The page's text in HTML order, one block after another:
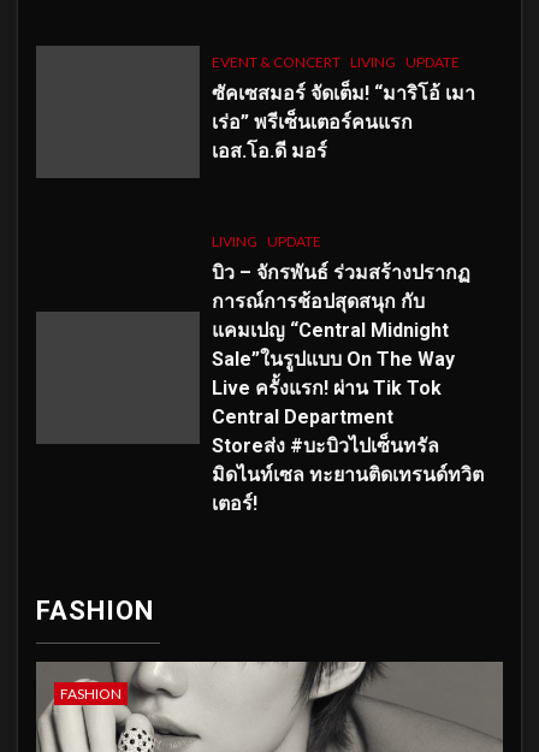
EVENT & CONCERT LIVING UPDATE
ซัคเซสมอร์ จัดเต็ม! “มาริโอ้ เมา
เร่อ” พรีเซ็นเตอร์คนแรก
เอส.โอ.ดี มอร์
LIVING UPDATE
บิว – จักรพันธ์ ร่วมสร้างปรากฏ
การณ์การช้อปสุดสนุก กับ
แคมเปญ “Central Midnight
Sale”ในรูปแบบ On The Way
Live ครั้งแรก! ผ่าน Tik Tok
Central Department
Storeส่ง #บะบิวไปเซ็นทรัล
มิดไนท์เซล ทะยานติดเทรนด์ทวิต
เตอร์!
FASHION
FASHION